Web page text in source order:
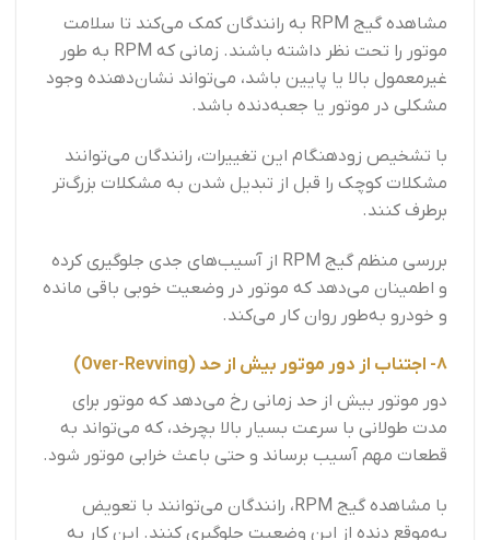
مشاهده گیج RPM به رانندگان کمک می‌کند تا سلامت
موتور را تحت نظر داشته باشند. زمانی که RPM به طور
غیرمعمول بالا یا پایین باشد، می‌تواند نشان‌دهنده وجود
مشکلی در موتور یا جعبه‌دنده باشد.
با تشخیص زودهنگام این تغییرات، رانندگان می‌توانند
مشکلات کوچک را قبل از تبدیل شدن به مشکلات بزرگ‌تر
برطرف کنند.
بررسی منظم گیج RPM از آسیب‌های جدی جلوگیری کرده
و اطمینان می‌دهد که موتور در وضعیت خوبی باقی مانده
و خودرو به‌طور روان کار می‌کند.
8- اجتناب از دور موتور بیش از حد (Over-Revving)
دور موتور بیش از حد زمانی رخ می‌دهد که موتور برای
مدت طولانی با سرعت بسیار بالا بچرخد، که می‌تواند به
قطعات مهم آسیب برساند و حتی باعث خرابی موتور شود.
با مشاهده گیج RPM، رانندگان می‌توانند با تعویض
به‌موقع دنده از این وضعیت جلوگیری کنند. این کار به